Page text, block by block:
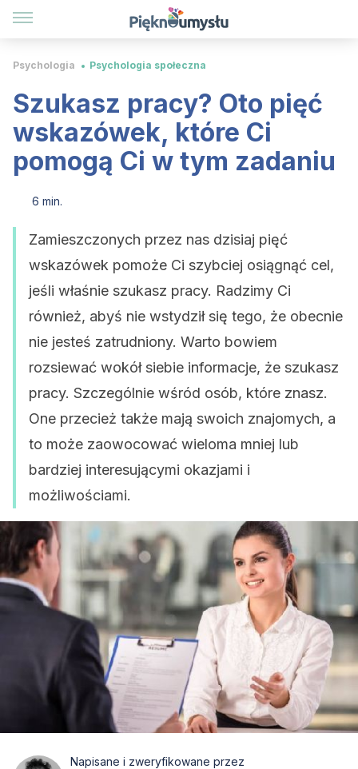
Psychologia Psychologia społeczna
Szukasz pracy? Oto pięć
wskazówek, które Ci
pomogą Ci w tym zadaniu
6 min.
Zamieszczonych przez nas dzisiaj pięć
wskazówek pomoże Ci szybciej osiągnąć cel,
jeśli właśnie szukasz pracy. Radzimy Ci
również, abyś nie wstydził się tego, że obecnie
nie jesteś zatrudniony. Warto bowiem
rozsiewać wokół siebie informacje, że szukasz
pracy. Szczególnie wśród osób, które znasz.
One przecież także mają swoich znajomych, a
to może zaowocować wieloma mniej lub
bardziej interesującymi okazjami i
możliwościami.
Napisane i zweryfikowane przez